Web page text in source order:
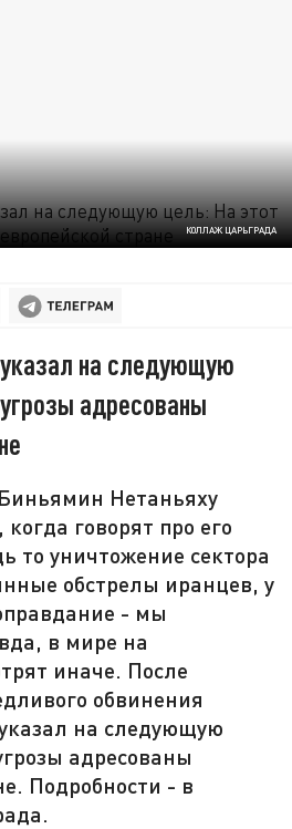
КОЛЛАЖ ЦАРЬГРАДА
на следующую
адресованы
Нетаньяху
говорят про его
то уничтожение сектора
обстрелы иранцев, у
- мы
в мире на
иначе. После
обвинения
на следующую
адресованы
Подробности - в